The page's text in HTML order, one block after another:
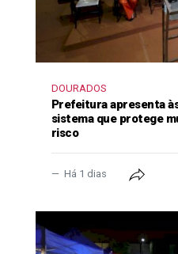
DOURADOS
Prefeitura apresenta
sistema que protege
risco
Há 1 dias